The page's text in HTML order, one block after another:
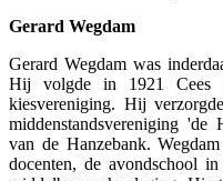
Gerard Wegdam
Gerard Wegdam was
Hij volgde in 1921 Cees
kiesvereniging. Hij
middenstandsvereniging 'de
van de Hanzebank.
docenten, de avondschool